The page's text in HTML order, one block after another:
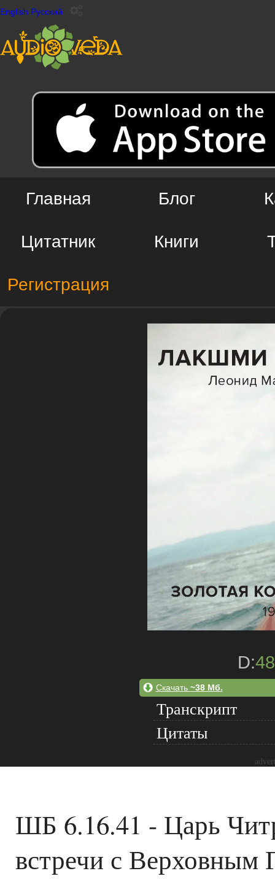
English Русский
Главная Блог
Цитатник Книги
Регистрация
D:
Скачать ~38 Мб.
Транскрипт
Цитаты
ШБ 6.16.41 - Царь
встречи с Верховным